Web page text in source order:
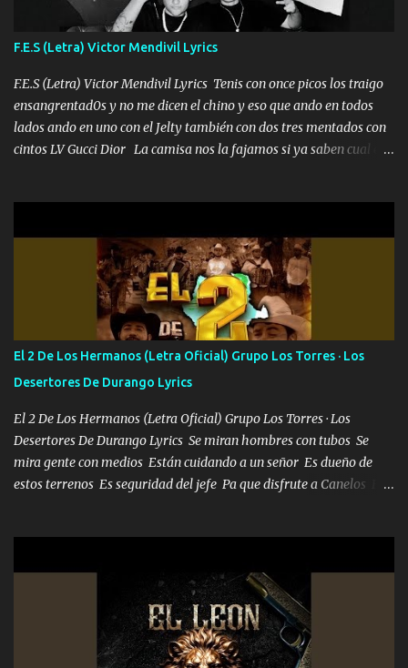
traigo El chiste es que hago lo que quiero pues así soy me mandó
yo tengo el control a todos yo les paro el dedo soy hocicon un
malcriado un malandrón Que Les importa no saben nada falsas
las risas las que me miran hay gente corriente no quieren ve...
F.E.S (Letra) Victor Mendivil Lyrics
F.E.S (Letra) Victor Mendivil Lyrics Tenis con once picos los traigo
ensangrentad0s y no me dicen el chino y eso que ando en todos
lados ando en uno con el Jelty también con dos tres mentados con
cintos LV Gucci Dior La camisa nos la fajamos si ya saben cual es
estándares 110 mil records de pistas no me falta mucho para
verme en las revistas Ya pasé Italia Japón Madrid Milán y también
Francia ropa de 100.000 bolas Louis vuitton es mi fragancia
repleta de presidentes la bolsa estoy en mi pic si no se han dado
cuenta chequeen gráficas del kitch
El 2 De Los Hermanos (Letra Oficial) Grupo Los Torres · Los
Desertores De Durango Lyrics
El 2 De Los Hermanos (Letra Oficial) Grupo Los Torres · Los
Desertores De Durango Lyrics Se miran hombres con tubos Se
mira gente con medios Están cuidando a un señor Es dueño de
estos terrenos Es seguridad del jefe Pa que disfrute a Canelos Es
ni tampoco las mujeres porque es platica de grandes por eso hay
que estar alegres doy las instrucciones para atender los deberes
Música Si es que salta algún problema de confianza tengo gente
ahí está el Hombre Cuarenta y también Pariente 7 arreglan
cualquier problema no más es cuestión que ordené NOS HACE